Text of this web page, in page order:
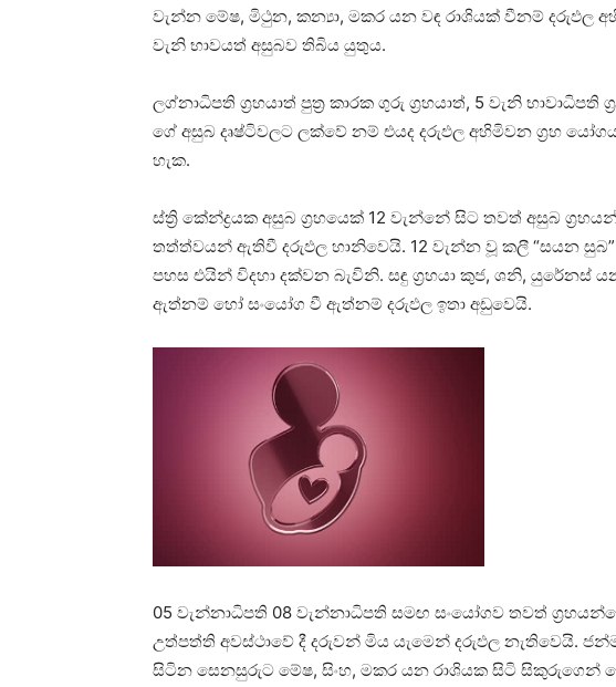
වැන්න මේෂ, මිථුන, කන්‍යා, මකර යන වඳ රාශියක්‌ වීනම් දරුඵල
වැනි භාවයත් අසුබව තිබිය යුතුය.
ලග්නාධිපති ග්‍රහයාත් පුත්‍ර කාරක ගුරු ග්‍රහයාත්, 5 වැනි
ගේ අසුබ දෘෂ්ටිවලට ලක්‌වේ නම් එයද දරුඵල අහිමිවන ග්‍රහ
හැක.
ස්‌ත්‍රි කේන්ද්‍රයක අසුබ ග්‍රහයෙක්‌ 12 වැන්නේ සිට තවත් අසුබ
තත්ත්වයන් ඇතිවී දරුඵල හානිවෙයි. 12 වැන්න වූ කලී “සයන සුබ”
පහස එයින් විදහා දක්‌වන බැවිනි. සඳු ග්‍රහයා කුජ, ශනි, යුරේනස්‌
ඇත්නම් හෝ සංයෝග වී ඇත්නම් දරුඵල ඉතා අඩුවෙයි.
05 වැන්නාධිපති 08 වැන්නාධිපති සමඟ සංයෝගව තවත්
උත්පත්ති අවස්‌ථාවේ දී දරුවන් මිය යැමෙන් දරුඵල නැතිවෙයි.
සිටින සෙනසුරුට මේෂ, සිංහ, මකර යන රාශියක සිටි සිකුරුගෙන්